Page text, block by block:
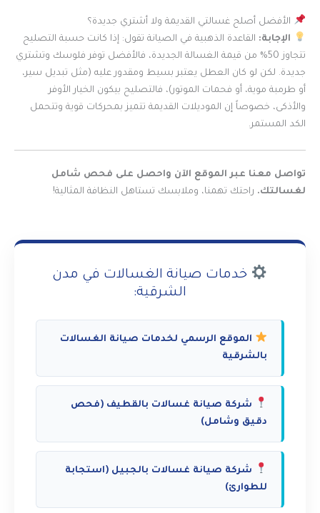
الأفضل أصلح غسالتي القديمة ولا أشتري جديدة؟
الإجابة: القاعدة الذهبية في الصيانة تقول: إذا كانت حسبة التصليح
تتجاوز 50% من قيمة الغسالة الجديدة، فالأفضل توفر فلوسك وتشتري
جديدة. لكن لو كان العطل يعتبر بسيط ومقدور عليه (مثل تبديل سير،
أو طرمبة موية، أو فحمات الموتور)، فالتصليح بيكون الخيار الأوفر
والأذكى، خصوصاً إن الموديلات القديمة تتميز بمحركات قوية وتتحمل
الكد المستمر.
تواصل معنا عبر الموقع الآن واحصل على فحص شامل
لغسالتك. راحتك تهمنا، وملابسك تستاهل النظافة المثالية!
خدمات صيانة الغسالات في مدن
الشرقية:
الموقع الرسمي لخدمات صيانة الغسالات
بالشرقية
شركة صيانة غسالات بالقطيف (فحص
دقيق وشامل)
شركة صيانة غسالات بالجبيل (استجابة
للطوارئ)